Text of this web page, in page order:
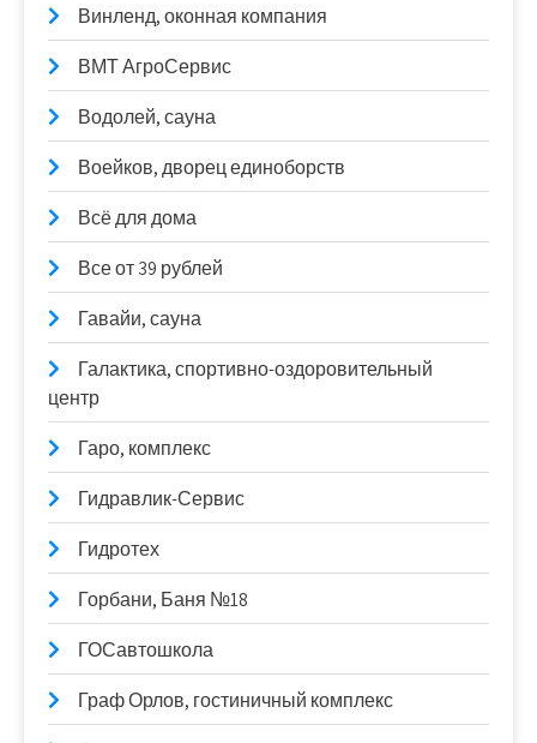
Винленд, оконная компания
ВМТ АгроСервис
Водолей, сауна
Воейков, дворец единоборств
Всё для дома
Все от 39 рублей
Гавайи, сауна
Галактика, спортивно-оздоровительный
центр
Гаро, комплекс
Гидравлик-Сервис
Гидротех
Горбани, Баня №18
ГОСавтошкола
Граф Орлов, гостиничный комплекс